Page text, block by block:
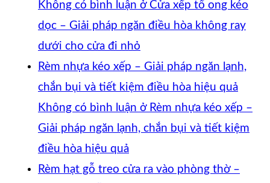
Không có bình luận ở Cửa xếp tổ ong kéo
dọc – Giải pháp ngăn điều hòa không ray
dưới cho cửa đi nhỏ
Rèm nhựa kéo xếp – Giải pháp ngăn lạnh,
chắn bụi và tiết kiệm điều hòa hiệu quả
Không có bình luận ở Rèm nhựa kéo xếp –
Giải pháp ngăn lạnh, chắn bụi và tiết kiệm
điều hòa hiệu quả
Rèm hạt gỗ treo cửa ra vào phòng thờ –